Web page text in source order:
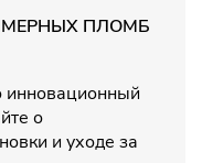
ПЛОМБ
о
и уходе за